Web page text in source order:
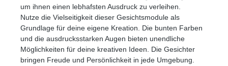
um ihnen einen lebhafsten Ausdruck zu verleihen.
Nutze die Vielseitigkeit dieser Gesichtsmodule als
Grundlage für deine eigene Kreation. Die bunten Farben
und die ausdrucksstarken Augen bieten unendliche
Möglichkeiten für deine kreativen Ideen. Die Gesichter
bringen Freude und Persönlichkeit in jede Umgebung.